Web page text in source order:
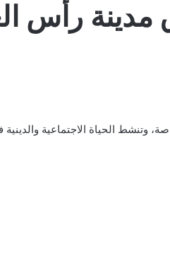
رأس
الحياة الاجتماعية والدينية